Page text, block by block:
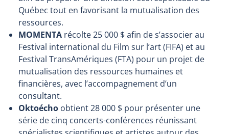
Québec tout en favorisant la mutualisation des
ressources.
MOMENTA récolte 25 000 $ afin de s’associer au
Festival international du Film sur l’art (FIFA) et au
Festival TransAmériques (FTA) pour un projet de
mutualisation des ressources humaines et
financières, avec l’accompagnement d’un
consultant.
Oktoécho obtient 28 000 $ pour présenter une
série de cinq concerts-conférences réunissant